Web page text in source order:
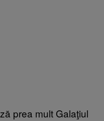
prea mult Galaţiul